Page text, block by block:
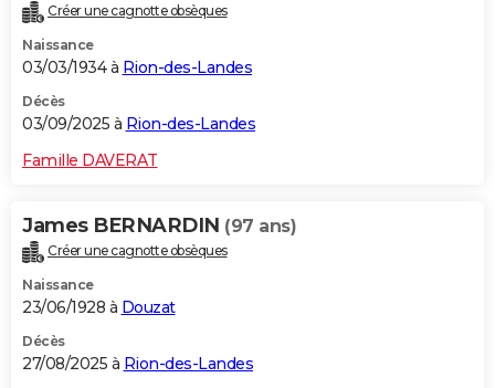
Créer une cagnotte obsèques
Naissance
03/03/1934 à Rion-des-Landes
Décès
03/09/2025 à Rion-des-Landes
Famille DAVERAT
James BERNARDIN (97 ans)
Créer une cagnotte obsèques
Naissance
23/06/1928 à Douzat
Décès
27/08/2025 à Rion-des-Landes